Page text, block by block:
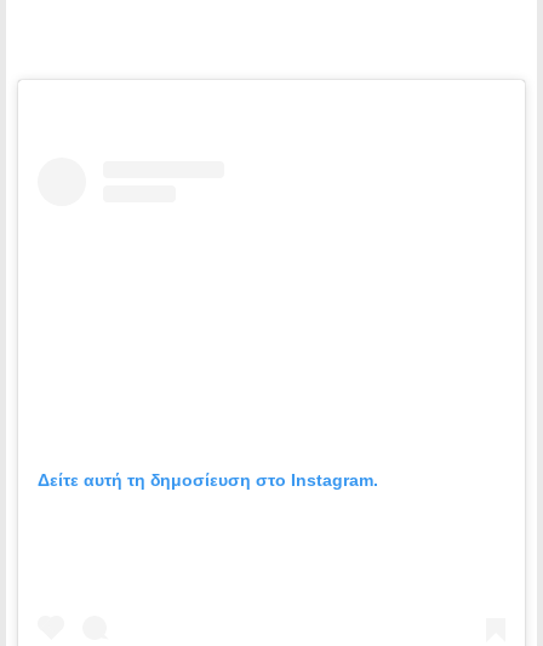
Δείτε αυτή τη δημοσίευση στο Instagram.